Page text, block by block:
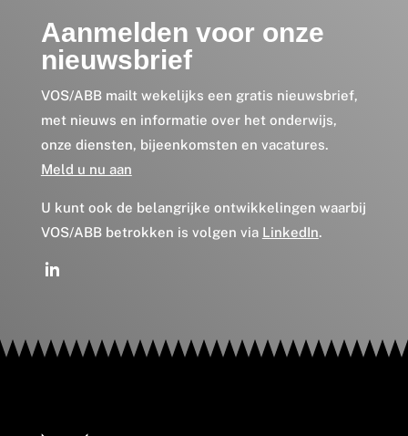
Aanmelden voor onze
nieuwsbrief
VOS/ABB mailt wekelijks een gratis nieuwsbrief,
met nieuws en informatie over het onderwijs,
onze diensten, bijeenkomsten en vacatures.
Meld u nu aan
U kunt ook de belangrijke ontwikkelingen waarbij
VOS/ABB betrokken is volgen via LinkedIn.